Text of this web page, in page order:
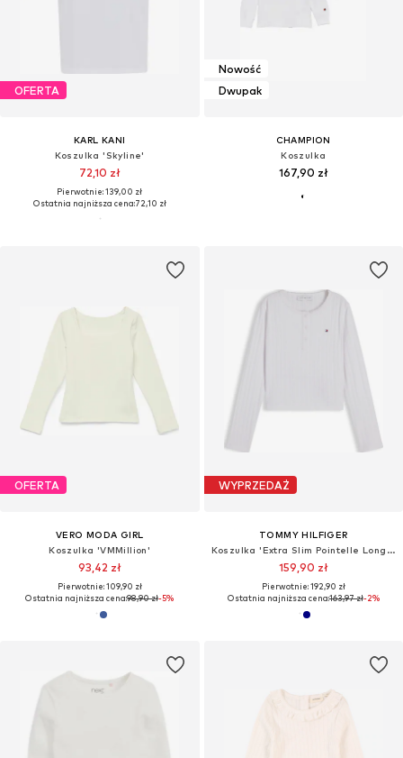
OFERTA
KARL KANI
Koszulka 'Skyline'
72,10 zł
Pierwotnie: 139,00 zł
Ostatnia najniższa cena:72,10 zł
Nowość
Dwupak
CHAMPION
Koszulka
167,90 zł
OFERTA
VERO MODA GIRL
Koszulka 'VMMillion'
93,42 zł
Pierwotnie: 109,90 zł
Ostatnia najniższa cena:98,90 zł-5%
WYPRZEDAŻ
TOMMY HILFIGER
Koszulka 'Extra Slim Pointelle Long Sleeve'
159,90 zł
Pierwotnie: 192,90 zł
Ostatnia najniższa cena:163,97 zł-2%